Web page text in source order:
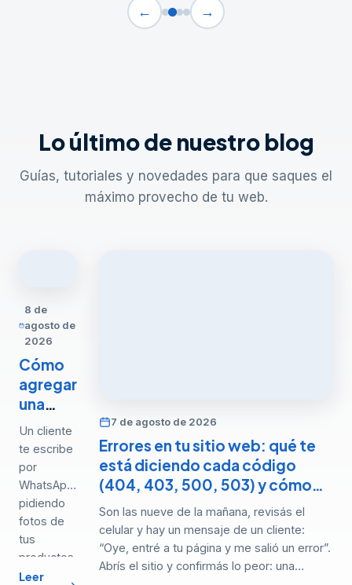
← →
Lo último de nuestro blog
Guías, tutoriales y novedades para que saques el
máximo provecho de tu web.
8 de
agosto de
2026
Cómo
agregar
una
galería
de
fotos y
video a
tu web
paso a
paso…
Un cliente
te escribe
por
WhatsApp
pidiendo
fotos de
tus
productos
o de
Leer
7 de agosto de 2026
Errores en tu sitio web: qué te
está diciendo cada código
(404, 403, 500, 503) y cómo…
Son las nueve de la mañana, revisás el
celular y hay un mensaje de un cliente:
“Oye, entré a tu página y me salió un error”.
Abrís el sitio y confirmás lo peor: una